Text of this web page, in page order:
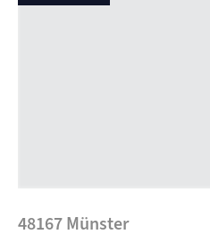
48167 Münster